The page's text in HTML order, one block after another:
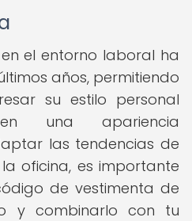
el entorno laboral ha
años, permitiendo
su estilo personal
una apariencia
las tendencias de
oficina, es importante
de vestimenta de
y combinarlo con tu